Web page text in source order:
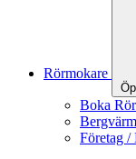
Rörmokare
Boka
Företag /